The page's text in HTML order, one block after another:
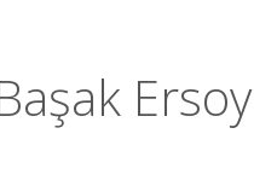
Ersoy